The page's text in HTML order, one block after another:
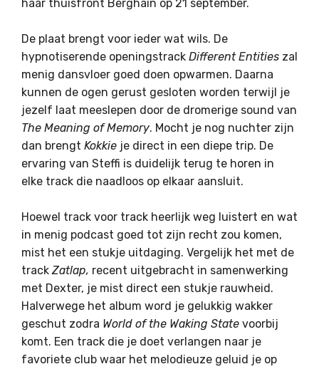
haar thuisfront Berghain op 21 september.
De plaat brengt voor ieder wat wils. De
hypnotiserende openingstrack Different Entities zal
menig dansvloer goed doen opwarmen. Daarna
kunnen de ogen gerust gesloten worden terwijl je
jezelf laat meeslepen door de dromerige sound van
The Meaning of Memory. Mocht je nog nuchter zijn
dan brengt Kokkie je direct in een diepe trip. De
ervaring van Steffi is duidelijk terug te horen in
elke track die naadloos op elkaar aansluit.
Hoewel track voor track heerlijk weg luistert en wat
in menig podcast goed tot zijn recht zou komen,
mist het een stukje uitdaging. Vergelijk het met de
track Zatlap, recent uitgebracht in samenwerking
met Dexter, je mist direct een stukje rauwheid.
Halverwege het album word je gelukkig wakker
geschut zodra World of the Waking State voorbij
komt. Een track die je doet verlangen naar je
favoriete club waar het melodieuze geluid je op